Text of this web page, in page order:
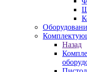
Назад